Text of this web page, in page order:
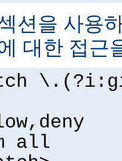
션을 사용
대한 접근
all